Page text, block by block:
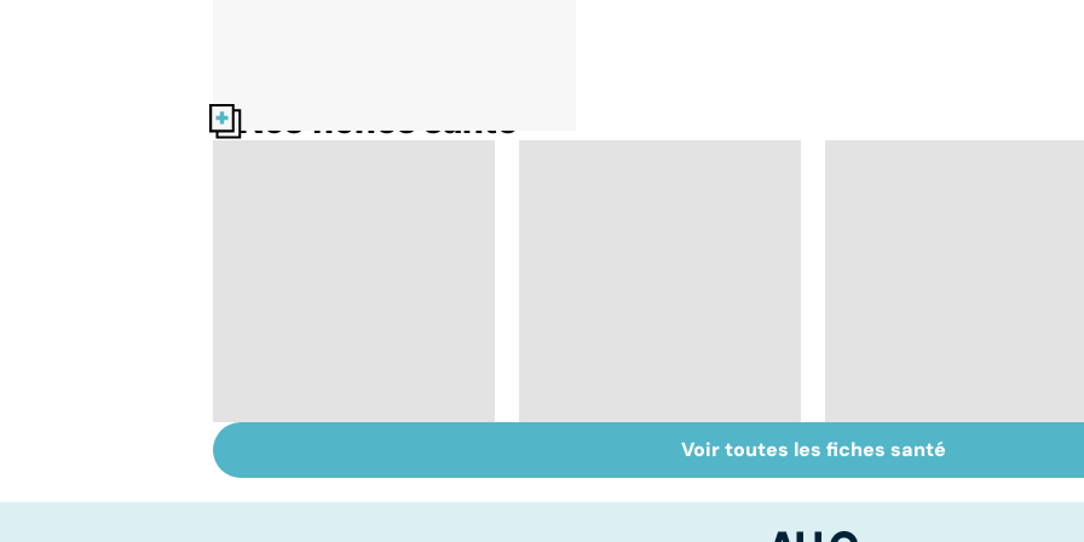
Nos fiches santé
d'or pour notre
Centenaires, des
exemples de
Les aidants familiaux
aussi ont besoin
Voir toutes les fiches santé